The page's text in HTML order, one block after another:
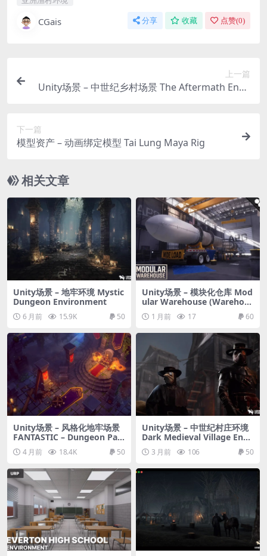
CGais 分享 收藏 点赞(0)
上一篇
Unity场景 – 中世纪乡村场景 The Aftermath Envir
下一篇
模型资产 – 动画绑定模型 Tai Lung Maya Rig
相关文章
Unity场景 – 地牢环境 Mystic
Dungeon Environment
6 月前 15.9K 50
Unity场景 – 模块化仓库 Mod
ular Warehouse (Warehous
e, Industrial Warehouse, H
angar, Factory, Warehous
e)
1 月前 17 60
Unity场景 – 风格化地牢场景
FANTASTIC – Dungeon Pac
k 4 月前 18.4K 50
Unity场景 – 中世纪村庄环境
Dark Medieval Village Envir
onment Megapack (Modul
ar with Full Interiors)
3 月前 106 50